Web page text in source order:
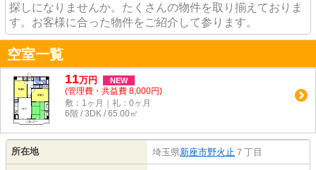
探しになりませんか。たくさんの物件を取り揃えておりま
す。お客様に合った物件をご紹介して参ります。
空室一覧
11万円 NEW
(管理費・共益費 8,000円)
敷：1ヶ月｜礼：0ヶ月
6階 / 3DK / 65.00㎡
所在地 埼玉県新座市野火止 ７丁目